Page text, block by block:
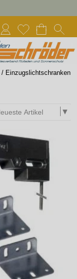
/ Einzugslichtschranken